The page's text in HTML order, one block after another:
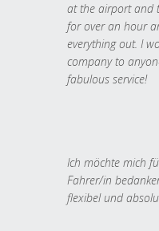
at the airport and
for over an hour
everything out. I
company to
fabulous service!
Ich möchte mich
Fahrer/in
flexibel und